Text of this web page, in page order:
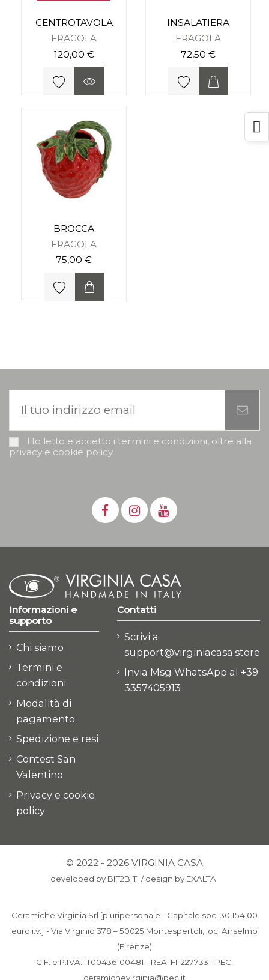
CENTROTAVOLA
FRAGOLA
120,00 €
INSALATIERA
FRAGOLA
72,50 €
BROCCA
FRAGOLA
75,00 €
Ho letto e accetto i termini e condizioni, oltre alla
privacy e cookie policy
Informazioni e
supporto
Chi siamo
Termini e
condizioni
Modalità di
pagamento
Spedizione e resi
Contest San
Valentino
Privacy e cookie
policy
Contatti
Scrivi a
support@virginiacasa.store
Invia Msg WhatsApp al +39
3357405913
© 2022 - 2026 VIRGINIA CASA
developed by BIT2BIT /design by EXALTA
Ceramiche Virginia Srl [pluripersonale - Capitale soc. 30.154,00
euro i.v.] - Via Virginio 378 – 50025 Montespertoli, loc. Anselmo
(Firenze)
C.F. e P.IVA: IT00436100481 - REA: FI-227733 - PEC:
ceramichevirginia@pec.it